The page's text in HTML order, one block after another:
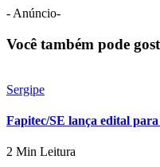
- Anúncio-
Você também pode
Sergipe
Fapitec/SE lança edital
2 Min Leitura